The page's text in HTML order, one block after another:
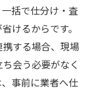
括で仕分け・査
けるからです。
する場合、現場
会う必要がなく
事前に業者へ仕